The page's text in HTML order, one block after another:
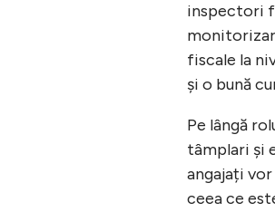
inspectori
fiscale la
și o bună
Pe lângă
tâmplari și
angajați
ceea ce